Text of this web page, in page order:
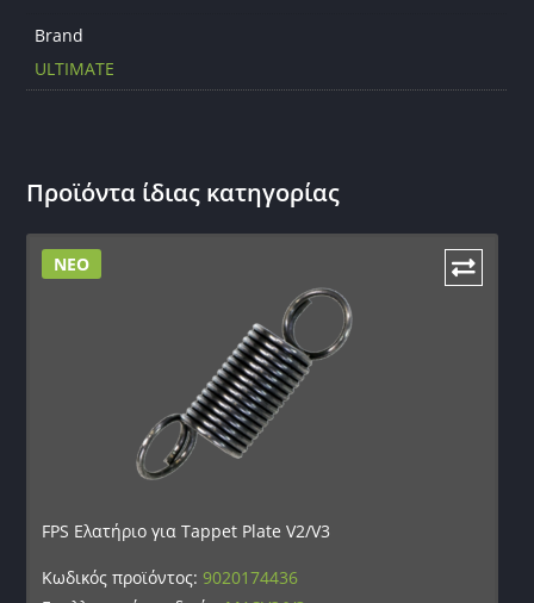
k
Brand
ULTIMATE
Προϊόντα ίδιας κατηγορίας
ΝΕΟ
FPS Ελατήριο για Tappet Plate V2/V3
Κωδικός προϊόντος:9020174436